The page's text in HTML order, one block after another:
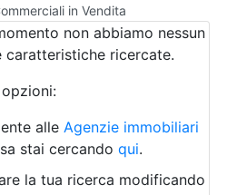
in Vendita
non abbiamo nessun
caratteristiche ricercate.
alle Agenzie immobiliari
stai cercando qui.
la tua ricerca modificando